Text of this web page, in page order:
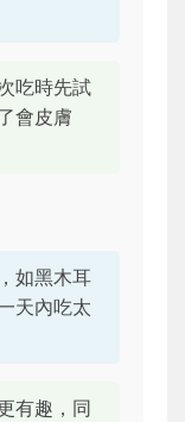
吃時先試
會皮膚
如黑木耳
天內吃太
有趣，同